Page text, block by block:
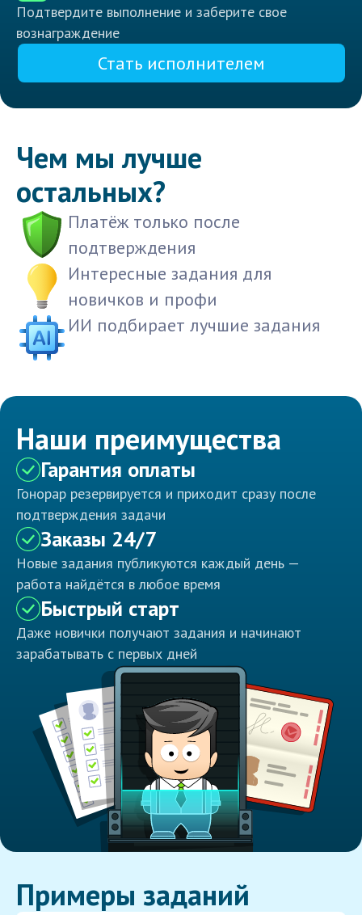
Подтвердите выполнение и заберите свое
вознаграждение
Стать исполнителем
Чем мы лучше
остальных?
Платёж только после
подтверждения
Интересные задания для
новичков и профи
ИИ подбирает лучшие задания
Наши преимущества
Гарантия оплаты
Гонорар резервируется и приходит сразу после
подтверждения задачи
Заказы 24/7
Новые задания публикуются каждый день —
работа найдётся в любое время
Быстрый старт
Даже новички получают задания и начинают
зарабатывать с первых дней
Примеры заданий